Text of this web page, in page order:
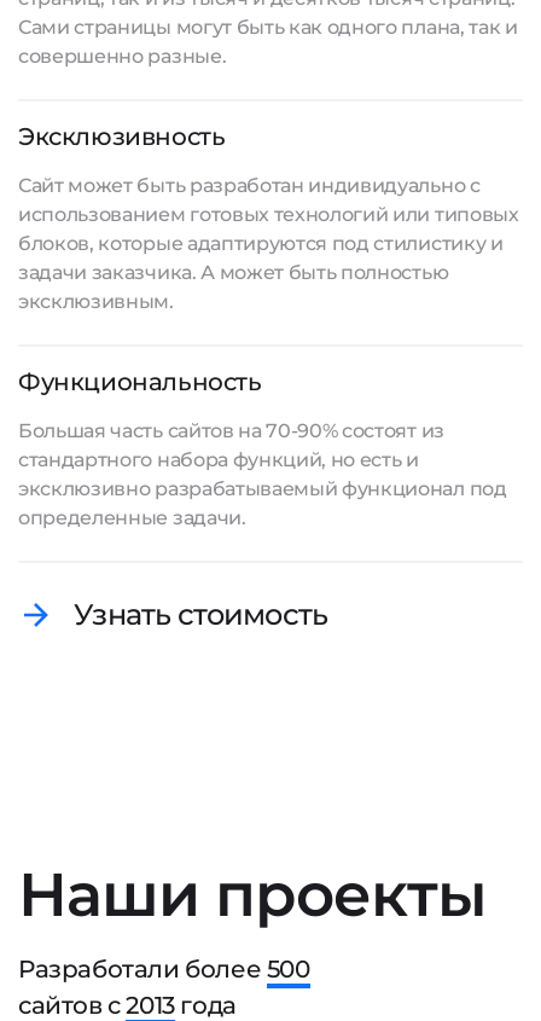
Сами страницы могут быть как одного плана, так и
совершенно разные.
Эксклюзивность
Сайт может быть разработан индивидуально с
использованием готовых технологий или типовых
блоков, которые адаптируются под стилистику и
задачи заказчика. А может быть полностью
эксклюзивным.
Функциональность
Большая часть сайтов на 70-90% состоят из
стандартного набора функций, но есть и
эксклюзивно разрабатываемый функционал под
определенные задачи.
Узнать стоимость
Наши проекты
Разработали более 500
сайтов с2013года